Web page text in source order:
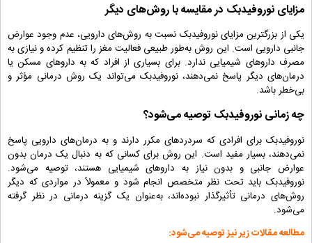
مزایای نوروفیدبک در مقایسه با روش‌های دیگر
یکی از بزرگترین مزایای نوروفیدبک نسبت به روش‌های دارویی، عدم وجود عوارض
جانبی دارویی است. این روش به‌طور طبیعی فعالیت مغز را تنظیم کرده و نیازی به
مصرف داروهای شیمیایی ندارد. برای بسیاری از افراد که به داروهای مسکن یا
درمان‌های دیگر پاسخ نمی‌دهند، نوروفیدبک می‌تواند یک روش درمانی مؤثر و
بی‌خطر باشد.
چه زمانی نوروفیدبک توصیه می‌شود؟
نوروفیدبک برای افرادی که سردردهای مکرر دارند و به درمان‌های دارویی پاسخ
نمی‌دهند، بسیار مفید است. این روش برای کسانی که به دنبال یک درمان بدون
عوارض جانبی و بدون نیاز به داروهای شیمیایی هستند، توصیه می‌شود.
نوروفیدبک باید تحت نظر متخصص انجام شود و معمولاً در مواردی که دیگر
روش‌های درمانی تأثیرگذار نبوده‌اند، به‌عنوان یک گزینه درمانی در نظر گرفته
می‌شود.
مطالعه مقالات زیر نیز توصیه می‌شود: